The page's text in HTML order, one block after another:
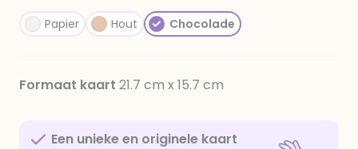
Papier Hout Chocolade
Formaat kaart 21.7 cm x 15.7 cm
Een unieke en originele kaart